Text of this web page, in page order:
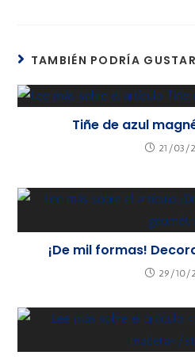
TAMBIÉN PODRÍA
Tiñe de azul
21/03/
¡De mil formas!
29/10/